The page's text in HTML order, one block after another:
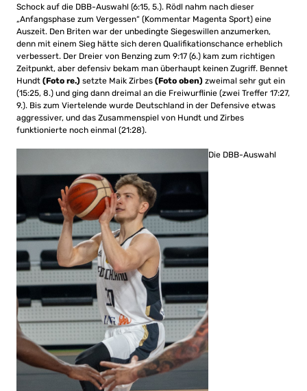
Schock auf die DBB-Auswahl (6:15, 5.). Rödl nahm nach dieser
„Anfangsphase zum Vergessen“ (Kommentar Magenta Sport) eine
Auszeit. Den Briten war der unbedingte Siegeswillen anzumerken,
denn mit einem Sieg hätte sich deren Qualifikationschance erheblich
verbessert. Der Dreier von Benzing zum 9:17 (6.) kam zum richtigen
Zeitpunkt, aber defensiv bekam man überhaupt keinen Zugriff. Bennet
Hundt (Foto re.) setzte Maik Zirbes (Foto oben) zweimal sehr gut ein
(15:25, 8.) und ging dann dreimal an die Freiwurflinie (zwei Treffer 17:27,
9.). Bis zum Viertelende wurde Deutschland in der Defensive etwas
aggressiver, und das Zusammenspiel von Hundt und Zirbes
funktionierte noch einmal (21:28).
Die DBB-Auswahl